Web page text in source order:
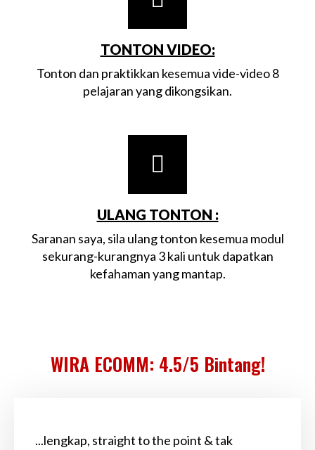
TONTON VIDEO:
Tonton dan praktikkan kesemua vide-video 8
pelajaran yang dikongsikan.
ULANG TONTON :
Saranan saya, sila ulang tonton kesemua modul
sekurang-kurangnya 3 kali untuk dapatkan
kefahaman yang mantap.
WIRA ECOMM: 4.5/5 Bintang!
...lengkap, straight to the point & tak